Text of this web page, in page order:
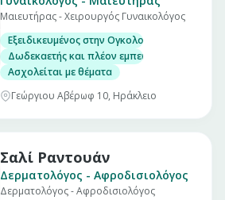
Μαιευτήρας - Χειρουργός Γυναικολόγος
Εξειδικευμένος στην Ογκολογία Μαστού
Δωδεκαετής και πλέον εμπειρία σε
Ασχολείται με θέματα
Γεώργιου Αβέρωφ 10, Ηράκλειο
Σαλί Ραντουάν
Δερματολόγος - Αφροδισιολόγος
Δερματολόγος - Αφροδισιολόγος